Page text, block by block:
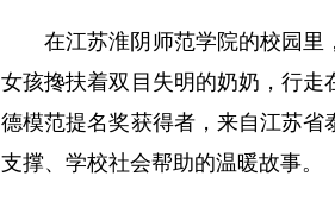
在江苏淮阴师范学院的校园
女孩搀扶着双目失明的奶奶，行
德模范提名奖获得者，来自江苏
支撑、学校社会帮助的温暖故事。